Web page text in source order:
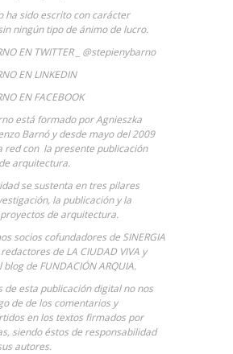
ha sido escrito con carácter
ningún tipo de ánimo de lucro.
EN TWITTER _ @stepienybarno
EN LINKEDIN
EN FACEBOOK
está formado por Agnieszka
Barnó y desde mayo del 2009
red con la presente publicación
arquitectura.
se sustenta en tres pilares
la publicación y la
de arquitectura.
socios cofundadores de SINERGIA
de LA CIUDAD VIVA y
de FUNDACIÓN ARQUIA.
de esta publicación digital no nos
de de los comentarios y
en los textos firmados por
siendo éstos de responsabilidad
autores.